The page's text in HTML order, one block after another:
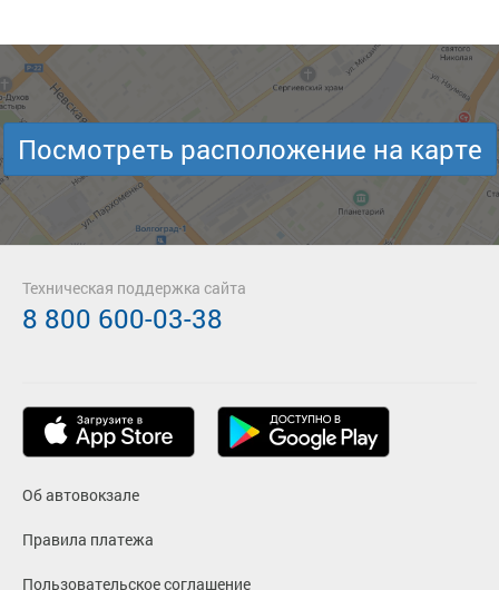
Посмотреть расположение на карте
Об автовокзале
Правила платежа
Пользовательское соглашение
Техническая поддержка сайта
8 800 600-03-38